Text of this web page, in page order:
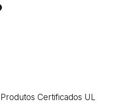
Produtos Certificados UL